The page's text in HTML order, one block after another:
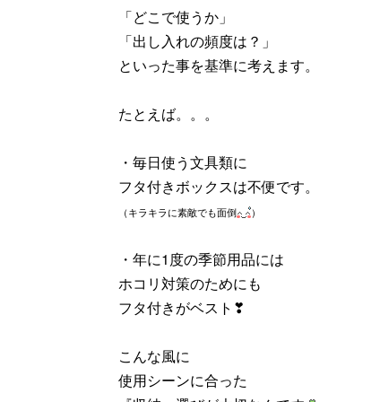
「どこで使うか」
「出し入れの頻度は？」
といった事を基準に考えます。
たとえば。。。
・毎日使う文具類に
フタ付きボックスは不便です。
（キラキラに素敵でも面倒 ）
・年に1度の季節用品には
ホコリ対策のためにも
フタ付きがベスト❣
こんな風に
使用シーンに合った